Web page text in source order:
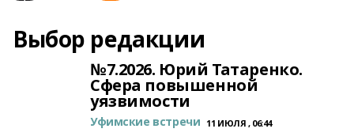
Выбор редакции
№7.2026. Юрий Татаренко.
Сфера повышенной
уязвимости
Уфимские встречи 11 ИЮЛЯ , 06:44